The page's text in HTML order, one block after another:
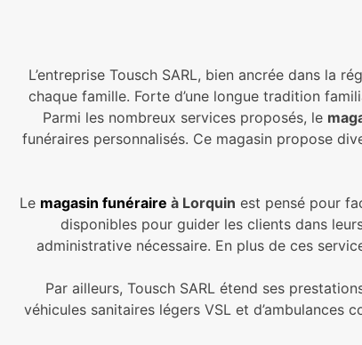
L’entreprise Tousch SARL, bien ancrée dans la
chaque famille. Forte d’une longue tradition
Parmi les nombreux services proposés, le
funéraires personnalisés. Ce magasin propose
Le magasin funéraire à Lorquin est pensé pour
disponibles pour guider les clients dans
administrative nécessaire. En plus de ces
Par ailleurs, Tousch SARL étend ses
véhicules sanitaires légers VSL et